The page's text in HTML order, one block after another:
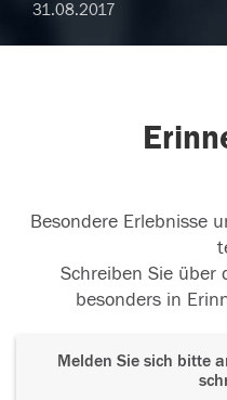
31.08.2017
Besondere Erlebnisse
Schreiben Sie über
besonders in
Melden Sie sich bitte